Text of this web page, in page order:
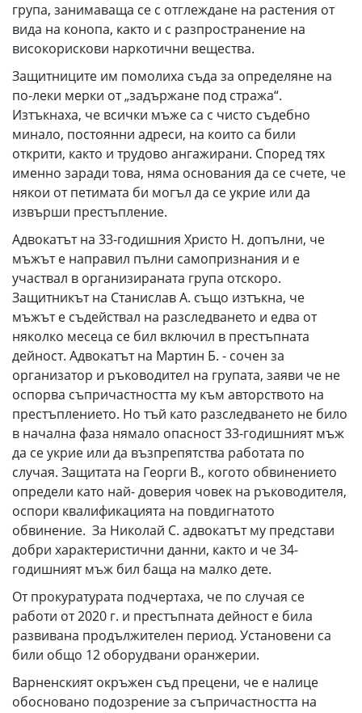
група, занимаваща се с отглеждане на растения от
вида на конопа, както и с разпространение на
високорискови наркотични вещества.
Защитниците им помолиха съда за определяне на
по-леки мерки от „задържане под стража“.
Изтъкнаха, че всички мъже са с чисто съдебно
минало, постоянни адреси, на които са били
открити, както и трудово ангажирани. Според тях
именно заради това, няма основания да се счете, че
някои от петимата би могъл да се укрие или да
извърши престъпление.
Адвокатът на 33-годишния Христо Н. допълни, че
мъжът е направил пълни самопризнания и е
участвал в организираната група отскоро.
Защитникът на Станислав А. също изтъкна, че
мъжът е съдействал на разследването и едва от
няколко месеца се бил включил в престъпната
дейност. Адвокатът на Мартин Б. - сочен за
организатор и ръководител на групата, заяви че не
оспорва съпричастността му към авторството на
престъплението. Но тъй като разследването не било
в начална фаза нямало опасност 33-годишният мъж
да се укрие или да възпрепятства работата по
случая. Защитата на Георги В., когото обвинението
определи като най- доверия човек на ръководителя,
оспори квалификацията на повдигнатото
обвинение. За Николай С. адвокатът му представи
добри характеристични данни, както и че 34-
годишният мъж бил баща на малко дете.
От прокуратурата подчертаха, че по случая се
работи от 2020 г. и престъпната дейност е била
развивана продължителен период. Установени са
били общо 12 оборудвани оранжерии.
Варненският окръжен съд прецени, че е налице
обосновано подозрение за съпричастността на